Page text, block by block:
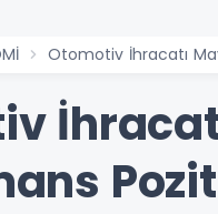
Otomotiv İhracatı